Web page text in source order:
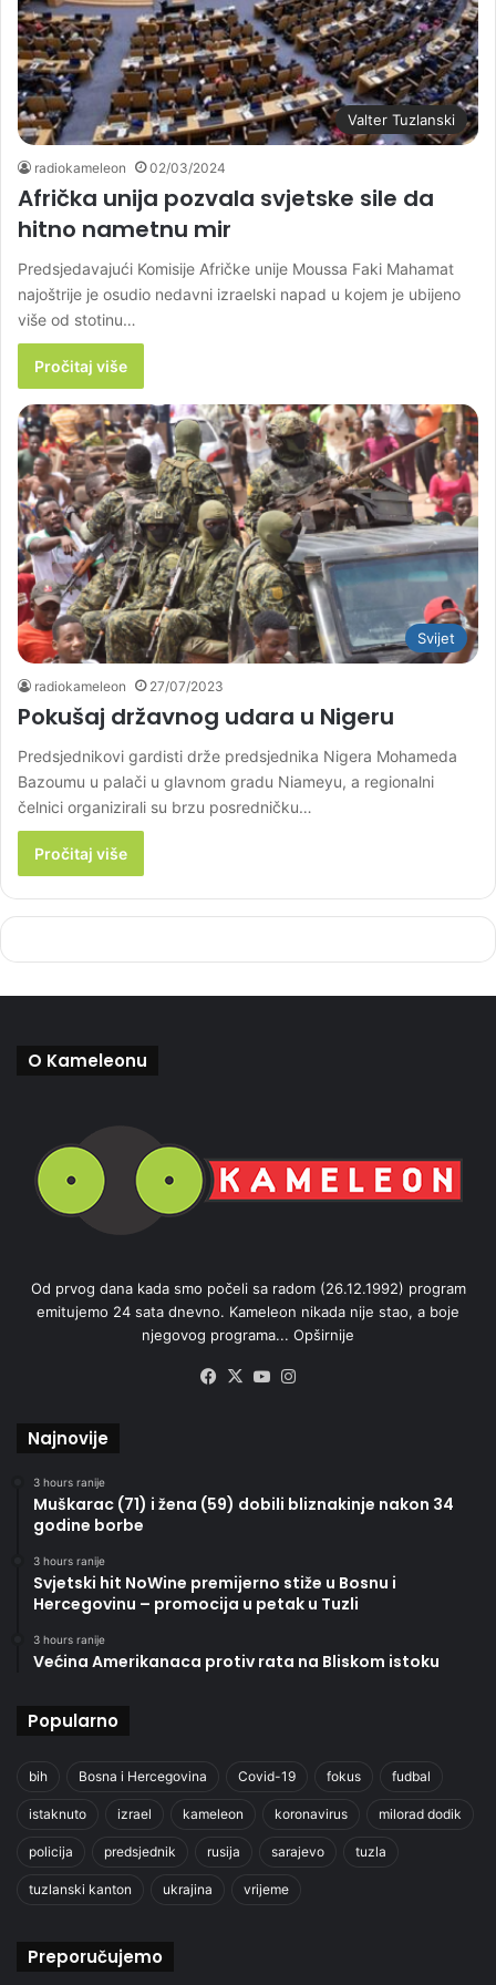
Valter Tuzlanski
radiokameleon 02/03/2024
Afrička unija pozvala svjetske sile da
hitno nametnu mir
Predsjedavajući Komisije Afričke unije Moussa Faki Mahamat
najoštrije je osudio nedavni izraelski napad u kojem je ubijeno
više od stotinu…
Pročitaj više
Svijet
radiokameleon 27/07/2023
Pokušaj državnog udara u Nigeru
Predsjednikovi gardisti drže predsjednika Nigera Mohameda
Bazoumu u palači u glavnom gradu Niameyu, a regionalni
čelnici organizirali su brzu posredničku…
Pročitaj više
O Kameleonu
Od prvog dana kada smo počeli sa radom (26.12.1992) program
emitujemo 24 sata dnevno. Kameleon nikada nije stao, a boje
njegovog programa... Opširnije
Facebook
X YouTube
Najnovije
3 hours ranije
Muškarac (71) i žena (59) dobili bliznakinje nakon 34
godine borbe
3 hours ranije
Svjetski hit NoWine premijerno stiže u Bosnu i
Hercegovinu – promocija u petak u Tuzli
3 hours ranije
Većina Amerikanaca protiv rata na Bliskom istoku
Popularno
bih Bosna i Hercegovina Covid-19 fokus fudbal
istaknuto izrael kameleon koronavirus milorad dodik
policija predsjednik rusija sarajevo tuzla
tuzlanski kanton ukrajina vrijeme
Preporučujemo